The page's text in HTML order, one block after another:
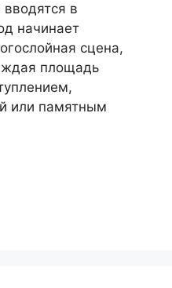
в
начинает
сцена,
площадь
или памятным